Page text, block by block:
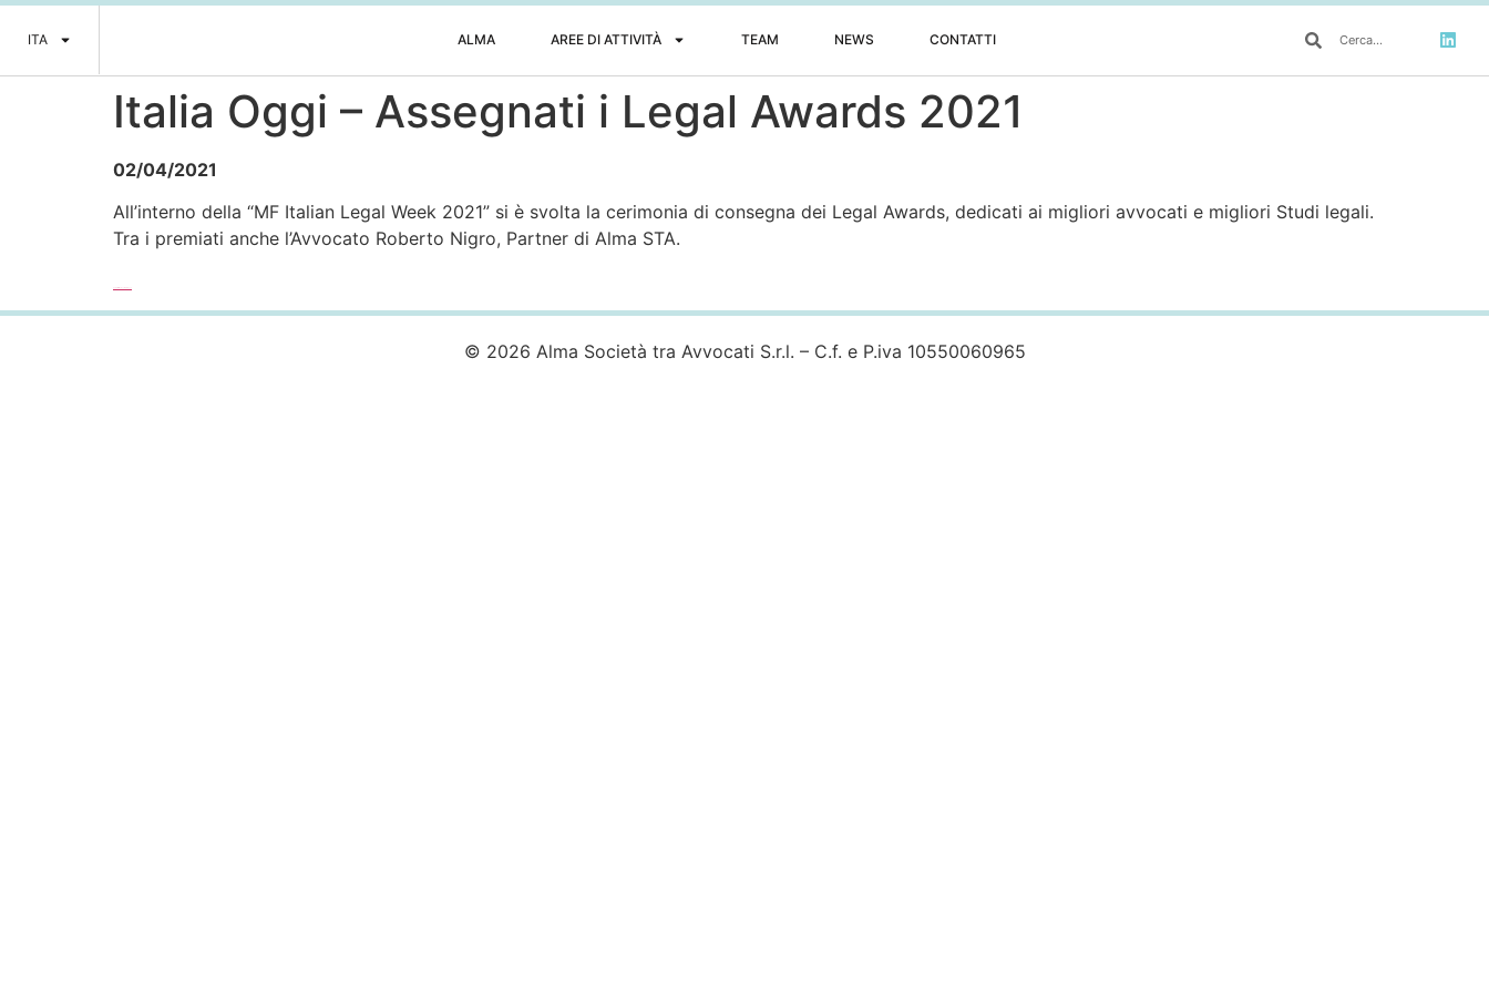
ITA ALMA AREE DI ATTIVITÀ TEAM NEWS CONTATTI
Italia Oggi – Assegnati i Legal Awards 2021
02/04/2021
All’interno della “MF Italian Legal Week 2021” si è svolta la cerimonia di consegna dei Legal Awards, dedicati ai migliori avvocati e migliori Studi legali.
Tra i premiati anche l’Avvocato Roberto Nigro, Partner di Alma STA.
© 2026 Alma Società tra Avvocati S.r.l. – C.f. e P.iva 10550060965